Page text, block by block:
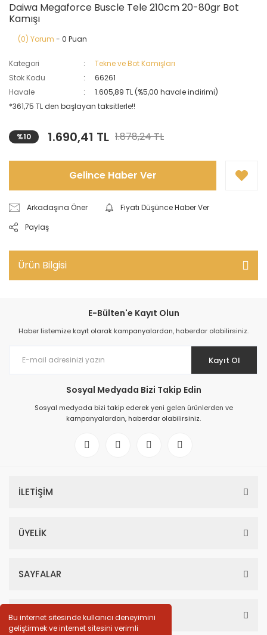
Bu internet sitesinde kullanıcı deneyimini
geliştirmek ve internet sitesini verimli
Daiwa Megaforce Buscle Tele 210cm 20-80gr Bot
Kamışı
(0) Yorum - 0 Puan
Kategori
Tekne ve Bot Kamışları
Stok Kodu
66261
Havale
1.605,89 TL (%5,00 havale indirimi)
*361,75 TL den başlayan taksitlerle!!
%10 1.690,41 TL 1.878,24 TL
Gelince Haber Ver
Arkadaşına Öner
Fiyatı Düşünce Haber Ver
Paylaş
Ürün Bilgisi
E-Bülten'e Kayıt Olun
Haber listemize kayıt olarak kampanyalardan, haberdar olabilirsiniz.
Kayıt Ol
Sosyal Medyada Bizi Takip Edin
Sosyal medyada bizi takip ederek yeni gelen ürünlerden ve
kampanyalardan, haberdar olabilirsiniz.
İLETİŞİM
ÜYELİK
SAYFALAR
HESABIM